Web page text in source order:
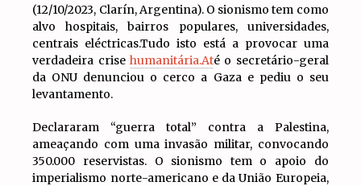
(12/10/2023, Clarín, Argentina). O sionismo tem como
alvo hospitais, bairros populares, universidades,
centrais eléctricas.Tudo isto está a provocar uma
verdadeira crise humanitária.Até o secretário-geral
da ONU denunciou o cerco a Gaza e pediu o seu
levantamento.
Declararam “guerra total” contra a Palestina,
ameaçando com uma invasão militar, convocando
350.000 reservistas. O sionismo tem o apoio do
imperialismo norte-americano e da União Europeia,